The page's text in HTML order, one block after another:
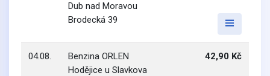
Dub nad Moravou
Brodecká 39
04.08.
Benzina ORLEN
Hodějice u Slavkova
42,90 Kč